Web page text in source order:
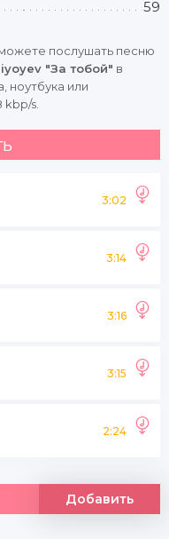
59
послушать песню
"За тобой" в
ноутбука или
s.
3:02
3:14
3:16
3:15
2:24
Добавить